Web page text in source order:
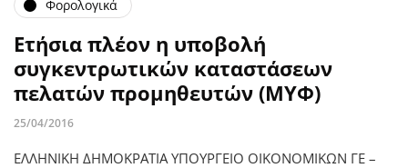
Φορολογικά
Ετήσια πλέον η υποβολή
συγκεντρωτικών καταστάσεων
πελατών προμηθευτών (ΜΥΦ)
25/04/2016
ΕΛΛΗΝΙΚΗ ΔΗΜΟΚΡΑΤΙΑ ΥΠΟΥΡΓΕΙΟ ΟΙΚΟΝΟΜΙΚΩΝ ΓΕ –